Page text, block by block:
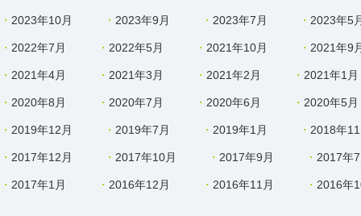
2023年10月 2023年9月 2023年7月 2023年5
2022年7月 2022年5月 2021年10月 2021年9
2021年4月 2021年3月 2021年2月 2021年1月
2020年8月 2020年7月 2020年6月 2020年5月
2019年12月 2019年7月 2019年1月 2018年
2017年12月 2017年10月 2017年9月 2017年
2017年1月 2016年12月 2016年11月 2016年